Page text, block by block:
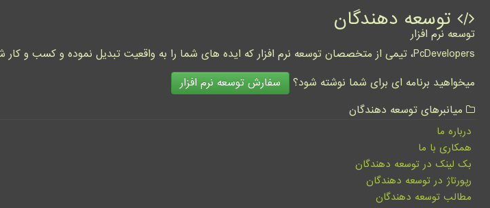
توسعه دهندگان
توسعه نرم افزار
PcDevelopers، تیمی از متخصصان توسعه نرم افزار که ایده های شما را به واقعیت تبدیل نموده و کسب و کار شما را متحول می کنند.
میخواهید برنامه ای برای شما نوشته شود؟
سفارش توسعه نرم افزار
میانبرهای توسعه دهندگان
درباره ما
همکاری با ما
بک لینک در توسعه دهندگان
رپورتاژ در توسعه دهندگان
مطالب توسعه دهندگان